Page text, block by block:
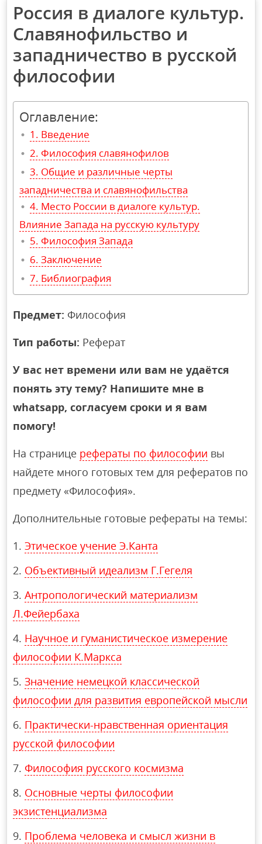
Россия в диалоге культур.
Славянофильство и
западничество в русской
философии
Оглавление:
Введение
Философия славянофилов
Общие и различные черты
западничества и славянофильства
Место России в диалоге культур.
Влияние Запада на русскую культуру
Философия Запада
Заключение
Библиография
Предмет: Философия
Тип работы: Реферат
У вас нет времени или вам не удаётся
понять эту тему? Напишите мне в
whatsapp, согласуем сроки и я вам
помогу!
На странице рефераты по философии вы
найдете много готовых тем для рефератов по
предмету «Философия».
Дополнительные готовые рефераты на темы:
Этическое учение Э.Канта
Объективный идеализм Г.Гегеля
Антропологический материализм
Л.Фейербаха
Научное и гуманистическое измерение
философии К.Маркса
Значение немецкой классической
философии для развития европейской мысли
Практически-нравственная ориентация
русской философии
Философия русского космизма
Основные черты философии
экзистенциализма
Проблема человека и смысл жизни в